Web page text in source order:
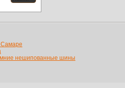
нешипованные шины